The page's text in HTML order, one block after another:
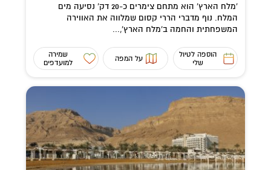
'מלח הארץ' הוא מתחם צימרים כ-20 דק' נסיעה מים
המלח. נוף מדברי הררי קסום שמלווה את האווירה
המשפחתית והחמה ב'מלח הארץ',...
הוספה לטיול
שלי
על המפה
שמירה
למועדפים